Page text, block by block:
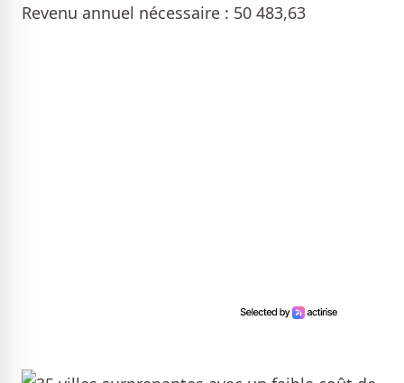
Revenu annuel nécessaire : 50 483,63